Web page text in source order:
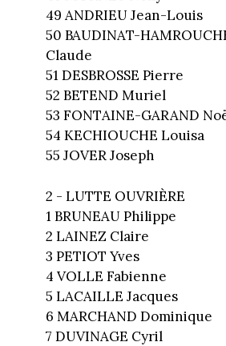
49 ANDRIEU Jean-Louis
50 BAUDINAT-
Claude
51 DESBROSSE Pierre
52 BETEND Muriel
53 FONTAINE-GARAND
54 KECHIOUCHE Louisa
55 JOVER Joseph
2 - LUTTE OUVRIÈRE
1 BRUNEAU Philippe
2 LAINEZ Claire
3 PETIOT Yves
4 VOLLE Fabienne
5 LACAILLE Jacques
6 MARCHAND Dominique
7 DUVINAGE Cyril